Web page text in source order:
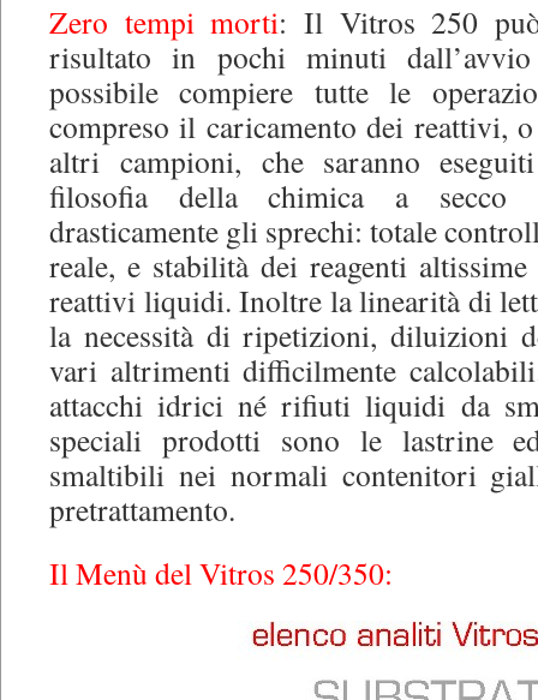
Zero tempi morti: Il Vitros 250
risultato in pochi minuti
possibile compiere tutte le
compreso il caricamento dei reattivi,
altri campioni, che saranno
filosofia della chimica a secco
drasticamente gli sprechi: totale
reale, e stabilità dei reagenti
reattivi liquidi. Inoltre la linearità di
la necessità di ripetizioni, diluizioni
vari altrimenti difficilmente
attacchi idrici né rifiuti liquidi da
speciali prodotti sono le lastrine
smaltibili nei normali contenitori
pretrattamento.
Il Menù del Vitros 250/350: